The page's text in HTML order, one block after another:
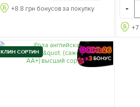
+8.8 грн бонусов за покупку -
+7
КЛИН СОРТИН